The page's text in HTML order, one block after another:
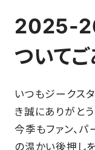
CSR
SCHOOL
2025-
ついて
いつもジークス
き誠にありがとう
今季もファン、
の温かい後押し